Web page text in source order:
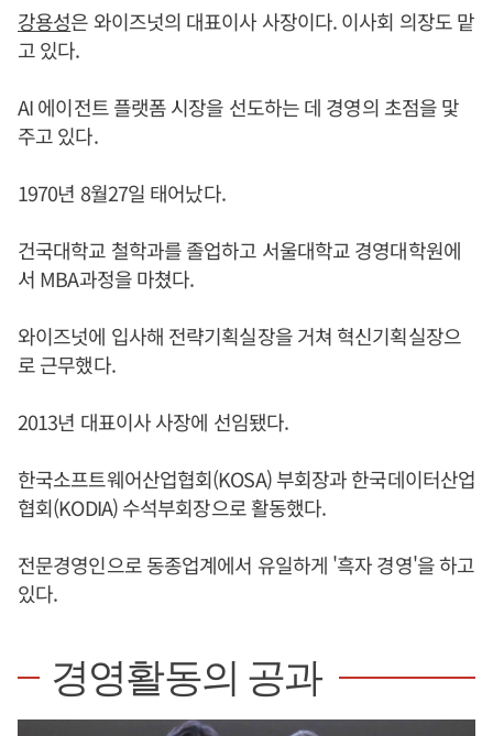
강용성은 와이즈넛의 대표이사 사장이다. 이사회 의장도 맡
고 있다.
AI 에이전트 플랫폼 시장을 선도하는 데 경영의 초점을 맟
주고 있다.
1970년 8월27일 태어났다.
건국대학교 철학과를 졸업하고 서울대학교 경영대학원에
서 MBA과정을 마쳤다.
와이즈넛에 입사해 전략기획실장을 거쳐 혁신기획실장으
로 근무했다.
2013년 대표이사 사장에 선임됐다.
한국소프트웨어산업협회(KOSA) 부회장과 한국데이터산업
협회(KODIA) 수석부회장으로 활동했다.
전문경영인으로 동종업계에서 유일하게 '흑자 경영'을 하고
있다.
경영활동의 공과